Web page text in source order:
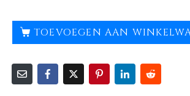
TOEVOEGEN AAN